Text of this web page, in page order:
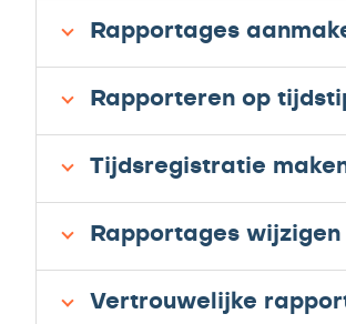
Rapportages
Rapporteren op
Tijdsregistratie
Rapportages wijzigen
Vertrouwelijke